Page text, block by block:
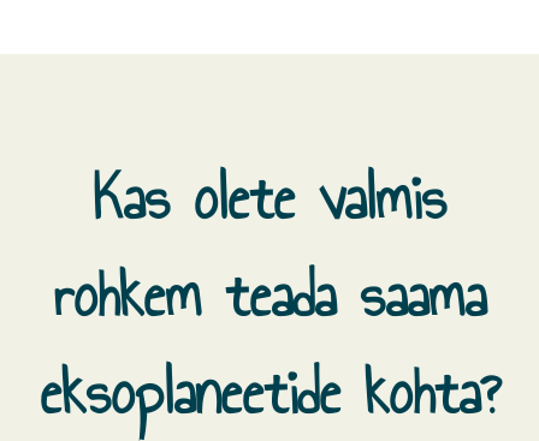
Kas olete valmis
rohkem teada saama
eksoplaneetide kohta?